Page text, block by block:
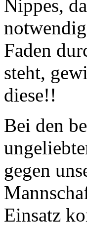
Nippes,
Faden
steht,
diese!!
Bei den
gegen
Einsatz